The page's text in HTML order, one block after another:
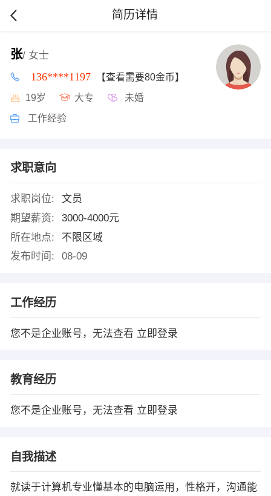
简历详情
张/ 女士
136****1197 【查看需要80金币】
19岁 大专 未婚
工作经验
求职意向
求职岗位:
文员
期望薪资:
3000-4000元
所在地点:
不限区域
发布时间:
08-09
工作经历
您不是企业账号，无法查看 立即登录
教育经历
您不是企业账号，无法查看 立即登录
自我描述
就读于计算机专业懂基本的电脑运用，性格开，沟通能